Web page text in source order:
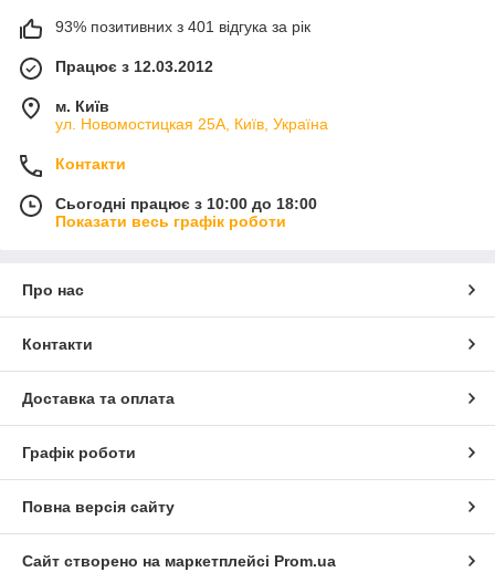
93% позитивних з 401 відгука за рік
Працює з 12.03.2012
м. Київ
ул. Новомостицкая 25А, Київ, Україна
Контакти
Сьогодні працює з 10:00 до 18:00
Показати весь графік роботи
Про нас
Контакти
Доставка та оплата
Графік роботи
Повна версія сайту
Сайт створено на маркетплейсі Prom.ua